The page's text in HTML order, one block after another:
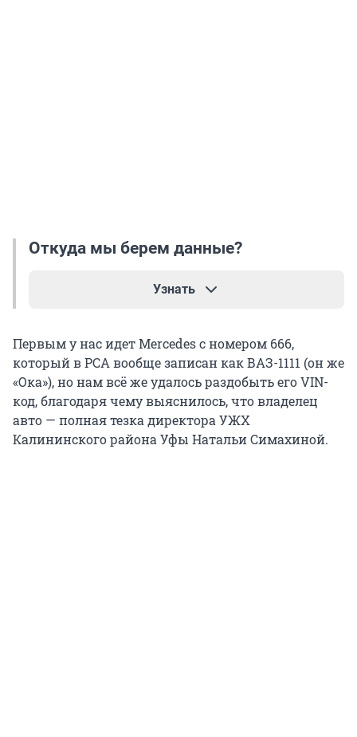
Откуда мы берем данные?
Узнать
Российский союз автостраховщиков, сервис
«Автокод» и другие открытые источники.
Сведения об авариях, штрафах, а также
технические подробности берем из публичных
баз ГИБДД и ФССП. Информацию о
деятельности бизнеса — из сервиса
Первым у нас идет Mercedes с номером 666,
который в РСА вообще записан как ВАЗ-1111 (он же
«Ока»), но нам всё же удалось раздобыть его VIN-
код, благодаря чему выяснилось, что владелец
авто — полная тезка директора УЖХ
Калининского района Уфы Натальи Симахиной.